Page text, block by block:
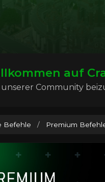
auf
unserer Community
Befehle / Premium